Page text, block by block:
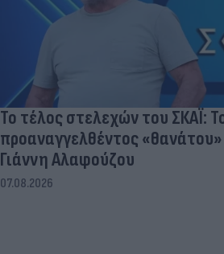
Το τέλος στελεχών του ΣΚΑΪ:
προαναγγελθέντος
Γιάννη Αλαφούζου
07.08.2026